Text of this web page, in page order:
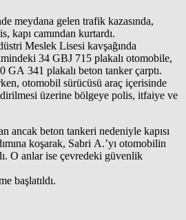
meydana gelen trafik kazasında,
kapı camından kurtardı.
Meslek Lisesi kavşağında
34 GBJ 715 plakalı otomobile,
GA 341 plakalı beton tanker çarptı.
otomobil sürücüsü araç içerisinde
üzerine bölgeye polis, itfaiye ve
ancak beton tankeri nedeniyle kapısı
koşarak, Sabri A.’yı otomobilin
O anlar ise çevredeki güvenlik
başlatıldı.